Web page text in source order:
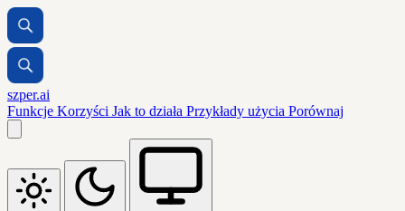
szper.ai
Funkcje Korzyści Jak to działa Przykłady użycia Porównaj